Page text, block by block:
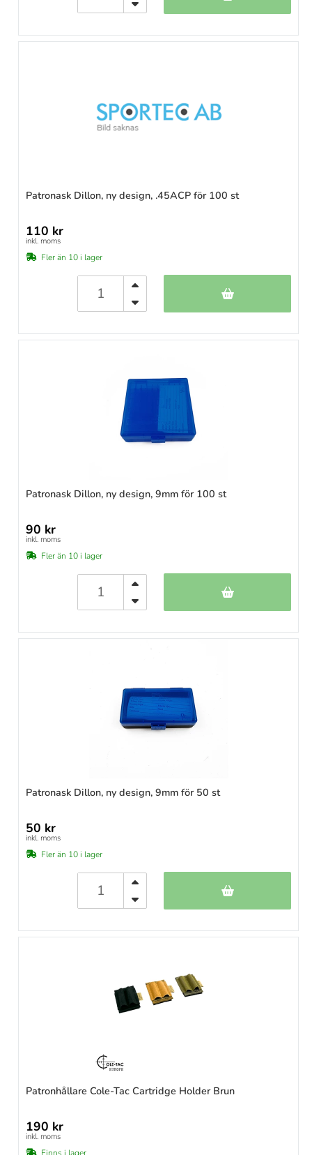
Patronask Dillon, ny design, .45ACP för 100 st
110 kr
inkl. moms
Fler än 10 i lager
Patronask Dillon, ny design, 9mm för 100 st
90 kr
inkl. moms
Fler än 10 i lager
Patronask Dillon, ny design, 9mm för 50 st
50 kr
inkl. moms
Fler än 10 i lager
Patronhållare Cole-Tac Cartridge Holder Brun
190 kr
inkl. moms